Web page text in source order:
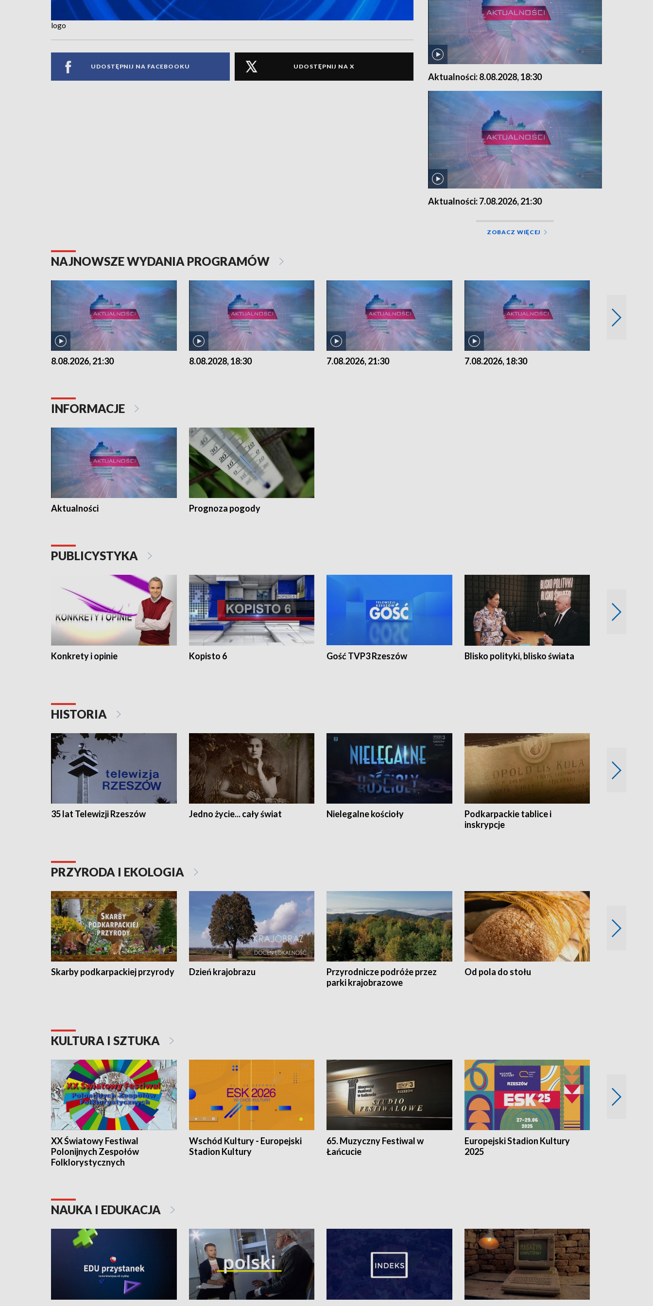
logo
UDOSTĘPNIJ NA FACEBOOKU UDOSTĘPNIJ NA X
Aktualności: 8.08.2028, 18:30
Aktualności: 7.08.2026, 21:30
ZOBACZ WIĘCEJ
NAJNOWSZE WYDANIA PROGRAMÓW
8.08.2026, 21:30 8.08.2028, 18:30 7.08.2026, 21:30 7.08.2026, 18:30
INFORMACJE
Aktualności Prognoza pogody
PUBLICYSTYKA
Konkrety i opinie Kopisto 6 Gość TVP3 Rzeszów Blisko polityki, blisko świata
HISTORIA
35 lat Telewizji Rzeszów Jedno życie... cały świat Nielegalne kościoły
Podkarpackie tablice i
inskrypcje
PRZYRODA I EKOLOGIA
Skarby podkarpackiej przyrody Dzień krajobrazu
Przyrodnicze podróże przez
parki krajobrazowe
Od pola do stołu
KULTURA I SZTUKA
XX Światowy Festiwal
Polonijnych Zespołów
Folklorystycznych
Wschód Kultury - Europejski
Stadion Kultury
65. Muzyczny Festiwal w
Łańcucie
Europejski Stadion Kultury
2025
NAUKA I EDUKACJA